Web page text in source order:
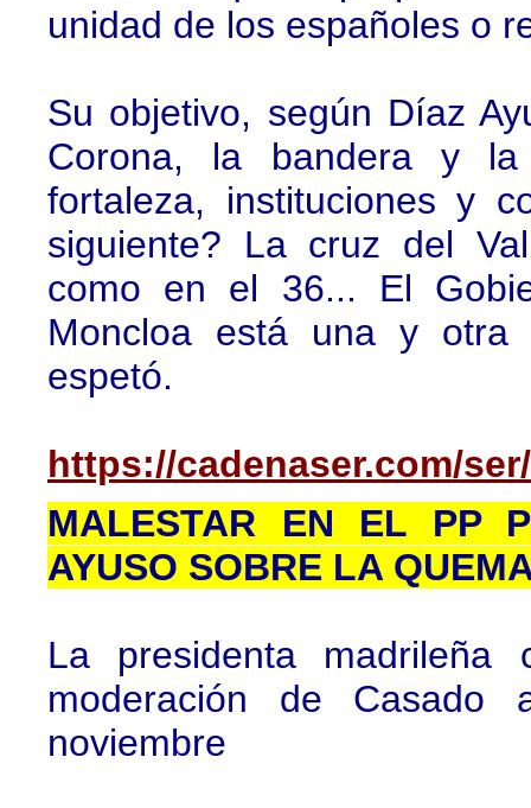
unidad de los españoles o
Su objetivo, según Díaz
Corona, la bandera y la
fortaleza, instituciones y
siguiente? La cruz del
como en el 36... El
Moncloa está una y otra
espetó.
https://cadenaser.com/
MALESTAR EN EL PP
AYUSO SOBRE LA
La presidenta madrileña
moderación de
noviembre